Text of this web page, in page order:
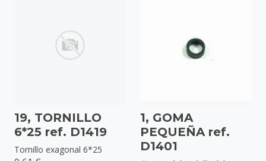
19, TORNILLO
6*25 ref. D1419
Tornillo exagonal 6*25
1, GOMA
PEQUEÑA ref.
D1401